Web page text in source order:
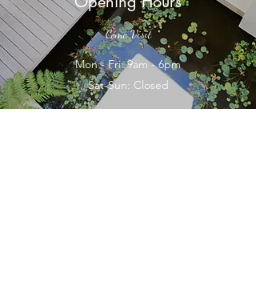
เรื่อง
ข้อความ
Come Visit
Mon - Fri: 9am - 6pm
Sat-Sun: Closed